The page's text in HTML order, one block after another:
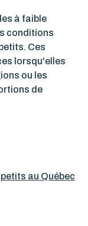
à faible
conditions
Ces
lorsqu'elles
ou les
de
au Québec